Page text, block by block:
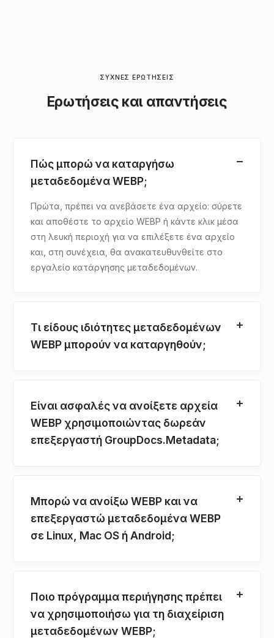
ΣΥΧΝΈΣ ΕΡΩΤΉΣΕΙΣ
Ερωτήσεις και απαντήσεις
Πώς μπορώ να καταργήσω
μεταδεδομένα WEBP;
Πρώτα, πρέπει να ανεβάσετε ένα αρχείο: σύρετε
και αποθέστε το αρχείο WEBP ή κάντε κλικ μέσα
στη λευκή περιοχή για να επιλέξετε ένα αρχείο
και, στη συνέχεια, θα ανακατευθυνθείτε στο
εργαλείο κατάργησης μεταδεδομένων.
Τι είδους ιδιότητες μεταδεδομένων
WEBP μπορούν να καταργηθούν;
Είναι ασφαλές να ανοίξετε αρχεία
WEBP χρησιμοποιώντας δωρεάν
επεξεργαστή GroupDocs.Metadata;
Μπορώ να ανοίξω WEBP και να
επεξεργαστώ μεταδεδομένα WEBP
σε Linux, Mac OS ή Android;
Ποιο πρόγραμμα περιήγησης πρέπει
να χρησιμοποιήσω για τη διαχείριση
μεταδεδομένων WEBP;